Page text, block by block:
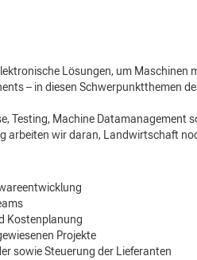
Lösungen, um Maschinen
– in diesen Schwerpunktthemen
Testing, Machine Datamanagement
arbeiten wir daran, Landwirtschaft
Kostenplanung
Projekte
sowie Steuerung der Lieferanten